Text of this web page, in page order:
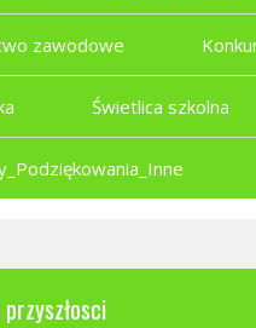
zawodowe
Świetlica szkolna